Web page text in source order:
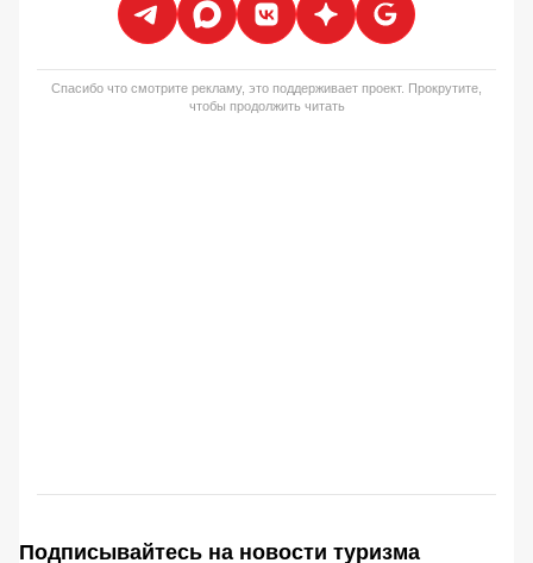
Спасибо что смотрите рекламу, это поддерживает проект. Прокрутите,
чтобы продолжить читать
Подписывайтесь на новости туризма